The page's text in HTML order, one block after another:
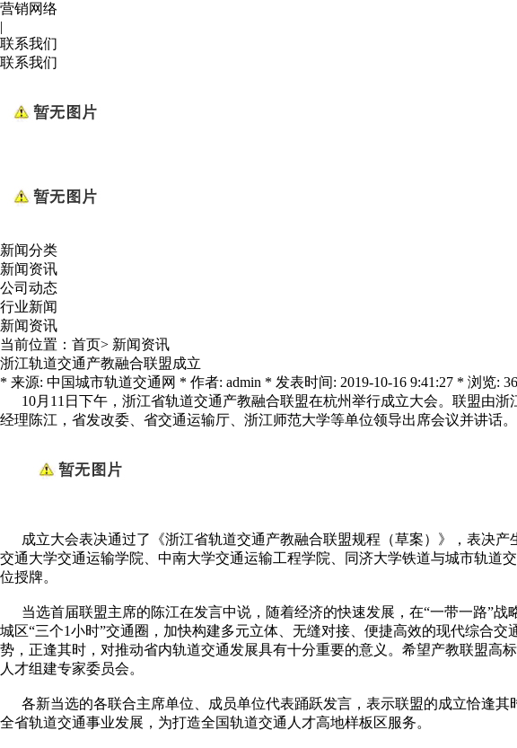
营销网络
|
联系我们
联系我们
新闻分类
新闻资讯
公司动态
行业新闻
新闻资讯
当前位置： 首页> 新闻资讯
浙江轨道交通产教融合联盟成立
* 来源: 中国城市轨道交通网 * 作者: admin * 发表时间: 2019-10-16 9:41:27 * 浏览:
10月11日下午，浙江省轨道交通产教融合联盟在杭州举行成立大会。联盟由
经理陈江，省发改委、省交通运输厅、浙江师范大学等单位领导出席会议并讲话
成立大会表决通过了《浙江省轨道交通产教融合联盟规程（草案）》，表决产
交通大学交通运输学院、中南大学交通运输工程学院、同济大学铁道与城市轨道
位授牌。
当选首届联盟主席的陈江在发言中说，随着经济的快速发展，在“一带一路”战
城区“三个1小时”交通圈，加快构建多元立体、无缝对接、便捷高效的现代综合
势，正逢其时，对推动省内轨道交通发展具有十分重要的意义。希望产教联盟
人才组建专家委员会。
各新当选的各联合主席单位、成员单位代表踊跃发言，表示联盟的成立恰逢其
全省轨道交通事业发展，为打造全国轨道交通人才高地样板区服务。